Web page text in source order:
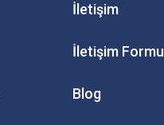
İletişim
İletişim Formu
Blog